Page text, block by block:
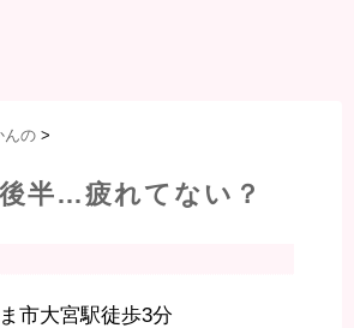
んの >
半…疲れてない？
市大宮駅徒歩3分